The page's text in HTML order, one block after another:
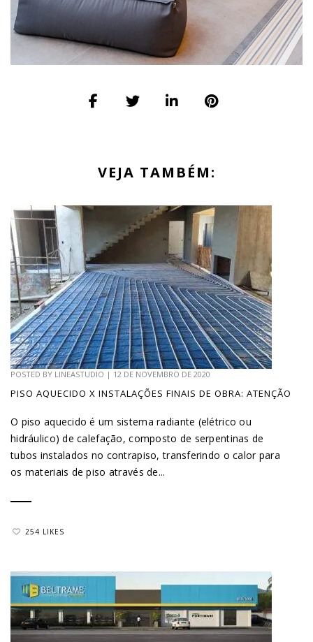
VEJA TAMBÉM:
POSTED BY LINEASTUDIO | 12 DE NOVEMBRO DE 2020
PISO AQUECIDO X INSTALAÇÕES FINAIS DE OBRA: ATENÇÃO
O piso aquecido é um sistema radiante (elétrico ou
hidráulico) de calefação, composto de serpentinas de
tubos instalados no contrapiso, transferindo o calor para
os materiais de piso através de...
254 LIKES